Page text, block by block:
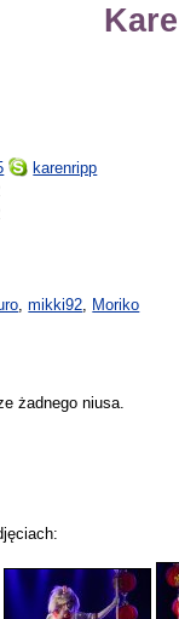
karenripp
,mikki92, Moriko
żadnego niusa.